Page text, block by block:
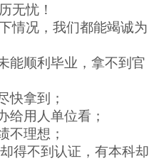
无忧！
情况，我们都能竭诚为
能顺利毕业，拿不到官
尽快拿到；
办给用人单位看；
不理想；
得不到认证，有本科却